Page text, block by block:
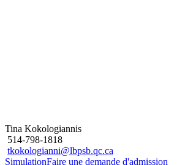
Tina Kokologiannis
514-798-1818
tkokologianni@lbpsb.qc.ca
SimulationFaire une demande d'admission